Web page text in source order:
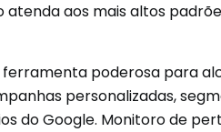
aos mais altos
poderosa para
personalizadas,
do Google. Monitoro de